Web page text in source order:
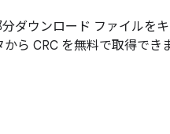
ダウンロード ファイルを
ら CRC を無料で取得できま